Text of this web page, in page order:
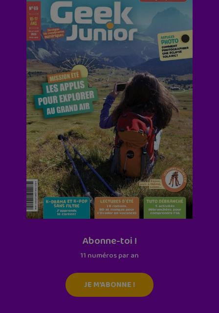
Abonne-toi !
11 numéros par an
JE M'ABONNE !